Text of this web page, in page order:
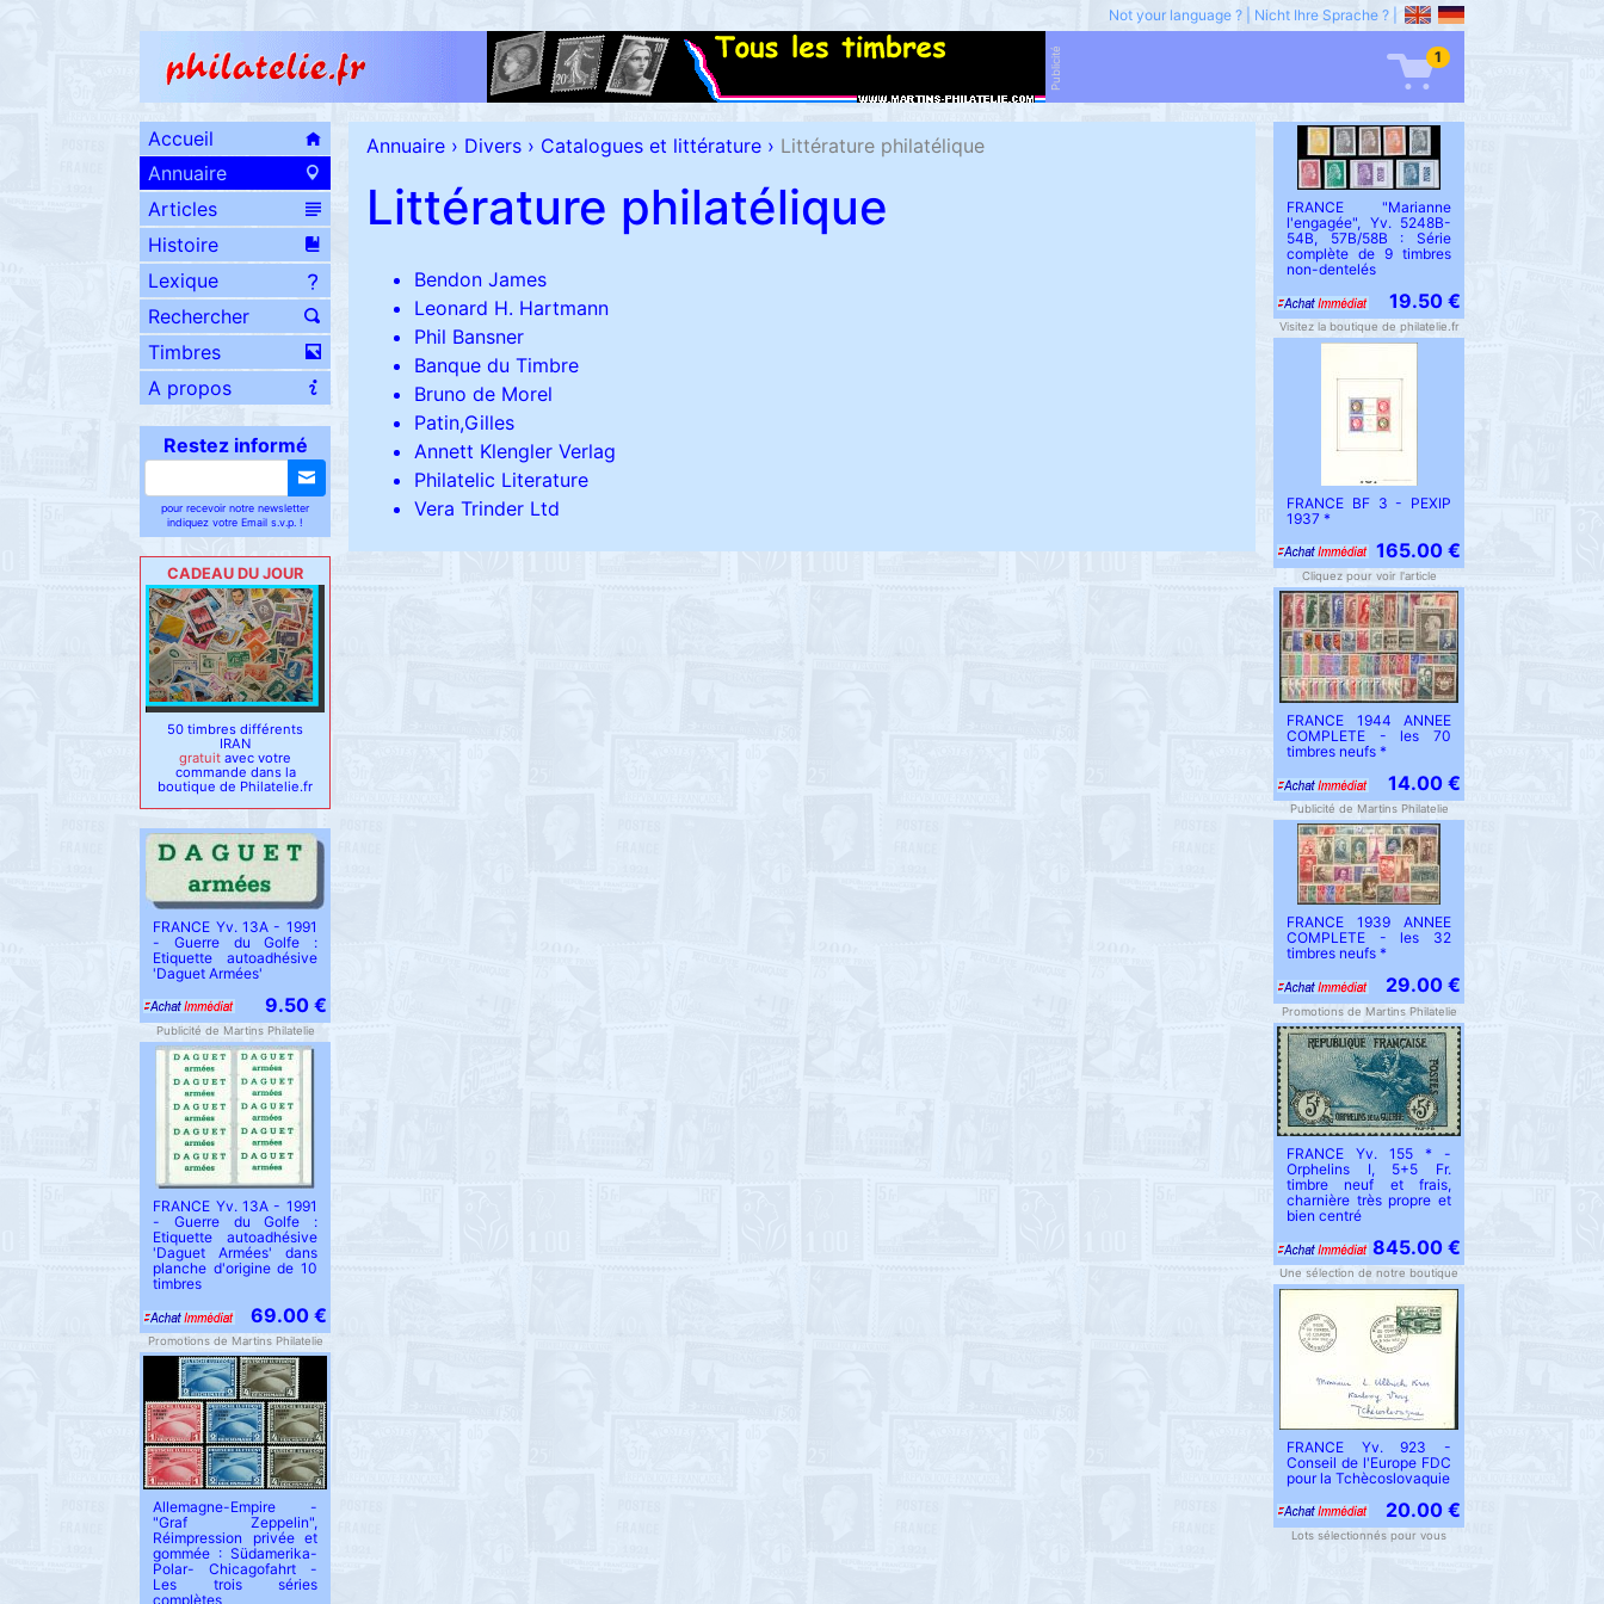
Not your language ? Nicht Ihre Sprache ?
Publicité 1
Accueil
Annuaire
Articles
Histoire
Lexique
Rechercher
Timbres
A propos
Restez informé
pour recevoir notre newsletter
indiquez votre Email s.v.p. !
CADEAU DU JOUR
50 timbres différents
IRAN
gratuit avec votre
commande dans la
boutique de Philatelie.fr
FRANCE Yv. 13A - 1991
- Guerre du Golfe :
Etiquette autoadhésive
'Daguet Armées'
9.50 €
Publicité de Martins Philatelie
FRANCE Yv. 13A - 1991
- Guerre du Golfe :
Etiquette autoadhésive
'Daguet Armées' dans
planche d'origine de 10
timbres
69.00 €
Promotions de Martins Philatelie
Allemagne-Empire -
"Graf Zeppelin",
Réimpression privée et
gommée : Südamerika-
Polar- Chicagofahrt -
Les trois séries
complètes
Annuaire › Divers › Catalogues et littérature › Littérature philatélique
Littérature philatélique
Bendon James
Leonard H. Hartmann
Phil Bansner
Banque du Timbre
Bruno de Morel
Patin,Gilles
Annett Klengler Verlag
Philatelic Literature
Vera Trinder Ltd
FRANCE "Marianne
l'engagée", Yv. 5248B-
54B, 57B/58B : Série
complète de 9 timbres
non-dentelés
19.50 €
Visitez la boutique de philatelie.fr
FRANCE BF 3 - PEXIP
1937 *
165.00 €
Cliquez pour voir l'article
FRANCE 1944 ANNEE
COMPLETE - les 70
timbres neufs *
14.00 €
Publicité de Martins Philatelie
FRANCE 1939 ANNEE
COMPLETE - les 32
timbres neufs *
29.00 €
Promotions de Martins Philatelie
FRANCE Yv. 155 * -
Orphelins I, 5+5 Fr.
timbre neuf et frais,
charnière très propre et
bien centré
845.00 €
Une sélection de notre boutique
FRANCE Yv. 923 -
Conseil de l'Europe FDC
pour la Tchècoslovaquie
20.00 €
Lots sélectionnés pour vous